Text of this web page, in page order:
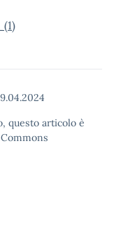
questo articolo è